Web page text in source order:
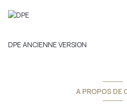
DPE ANCIENNE VERSION
A PROPOS DE